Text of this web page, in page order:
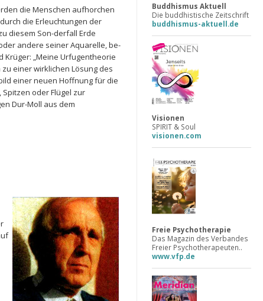
die Menschen aufhorchen
die Erleuchtungen der
diesem Son-derfall Erde
andere seiner Aquarelle, be-
Krüger: „Meine Urfugentheorie
einer wirklichen Lösung des
einer neuen Hoffnung für die
oder Flügel zur
Dur-Moll aus dem
Buddhismus Aktuell
Die buddhistische Zeitschrift
buddhismus-aktuell.de
Visionen
SPIRIT & Soul
visionen.com
Freie Psychotherapie
Das Magazin des Verbandes
Freier Psychotherapeuten..
www.vfp.de